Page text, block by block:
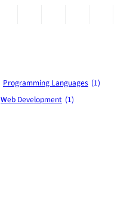
Programming Languages (1)
Web Development (1)